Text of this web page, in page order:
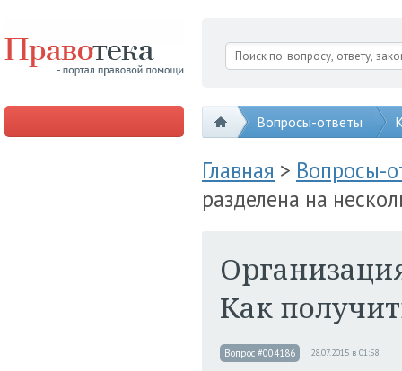
Вопросы-ответы
Главная > Вопросы-
разделена на
Как
Вопрос #004186 28.07.2015 в 01:58